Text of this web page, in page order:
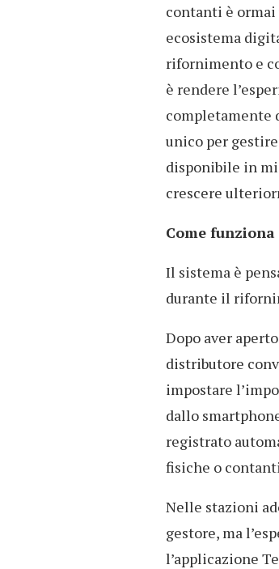
contanti è ormai
ecosistema
rifornimento e
è rendere
completamente
unico per
disponibile in
crescere
Come
Il sistema è
durante il
Dopo aver
distributore
impostare
dallo
registrato
fisiche o
Nelle stazioni
gestore, ma
l’applicazione